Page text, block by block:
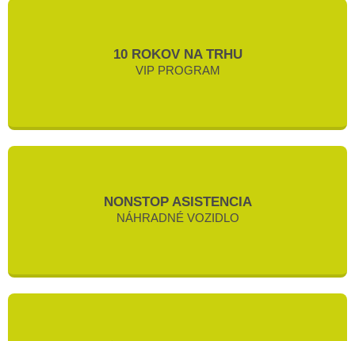
10 ROKOV NA TRHU
VIP PROGRAM
NONSTOP ASISTENCIA
NÁHRADNÉ VOZIDLO